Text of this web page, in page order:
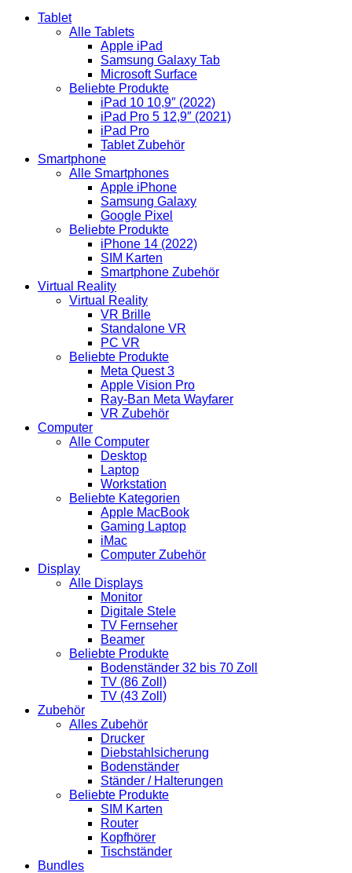
Tablet
Alle Tablets
Apple iPad
Samsung Galaxy Tab
Microsoft Surface
Beliebte Produkte
iPad 10 10,9″ (2022)
iPad Pro 5 12,9″ (2021)
iPad Pro
Tablet Zubehör
Smartphone
Alle Smartphones
Apple iPhone
Samsung Galaxy
Google Pixel
Beliebte Produkte
iPhone 14 (2022)
SIM Karten
Smartphone Zubehör
Virtual Reality
Virtual Reality
VR Brille
Standalone VR
PC VR
Beliebte Produkte
Meta Quest 3
Apple Vision Pro
Ray-Ban Meta Wayfarer
VR Zubehör
Computer
Alle Computer
Desktop
Laptop
Workstation
Beliebte Kategorien
Apple MacBook
Gaming Laptop
iMac
Computer Zubehör
Display
Alle Displays
Monitor
Digitale Stele
TV Fernseher
Beamer
Beliebte Produkte
Bodenständer 32 bis 70 Zoll
TV (86 Zoll)
TV (43 Zoll)
Zubehör
Alles Zubehör
Drucker
Diebstahlsicherung
Bodenständer
Ständer / Halterungen
Beliebte Produkte
SIM Karten
Router
Kopfhörer
Tischständer
Bundles